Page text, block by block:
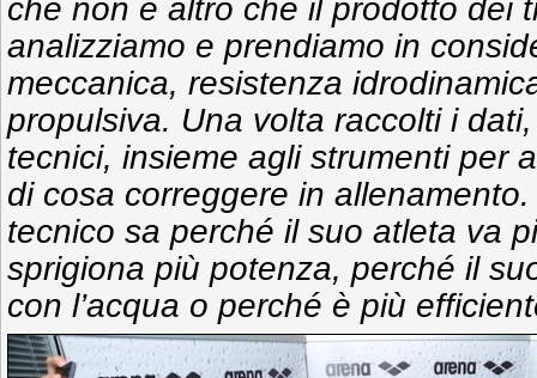
che non è altro che il prodotto dei
analizziamo e prendiamo in
meccanica, resistenza
propulsiva. Una volta raccolti i
tecnici, insieme agli strumenti per
di cosa correggere in
tecnico sa perché il suo atleta va
sprigiona più potenza, perché il
con l’acqua o perché è più